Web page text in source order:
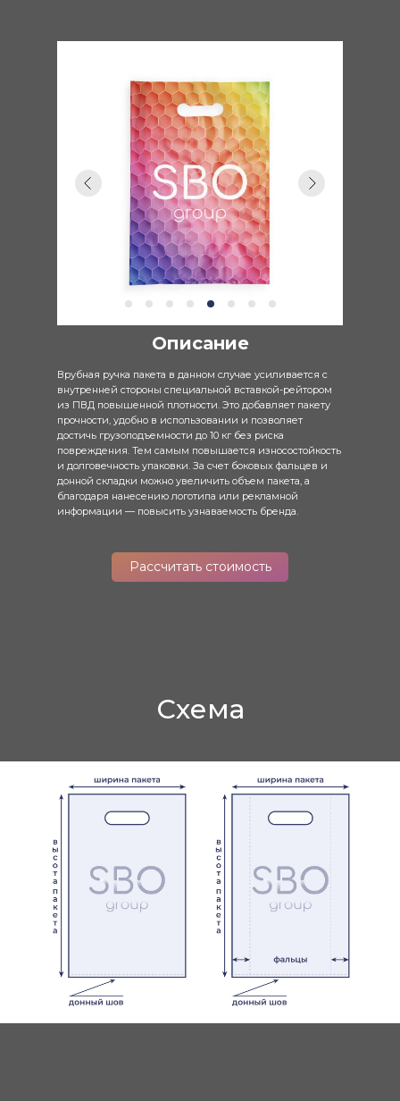
Описание
Врубная ручка пакета в данном случае усиливается с
внутренней стороны специальной вставкой-рейтором
из ПВД повышенной плотности. Это добавляет пакету
прочности, удобно в использовании и позволяет
достичь грузоподъемности до 10 кг без риска
повреждения. Тем самым повышается износостойкость
и долговечность упаковки. За счет боковых фальцев и
донной складки можно увеличить объем пакета, а
благодаря нанесению логотипа или рекламной
информации — повысить узнаваемость бренда.
Рассчитать стоимость
Схема